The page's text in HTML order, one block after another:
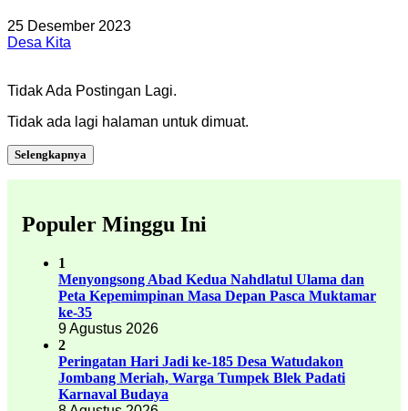
25 Desember 2023
Desa Kita
Tidak Ada Postingan Lagi.
Tidak ada lagi halaman untuk dimuat.
Selengkapnya
Populer Minggu Ini
1
Menyongsong Abad Kedua Nahdlatul Ulama dan
Peta Kepemimpinan Masa Depan Pasca Muktamar
ke-35
9 Agustus 2026
2
Peringatan Hari Jadi ke-185 Desa Watudakon
Jombang Meriah, Warga Tumpek Blek Padati
Karnaval Budaya